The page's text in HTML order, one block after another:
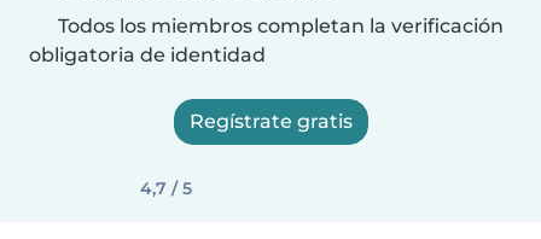
Todos los miembros completan la verificación
obligatoria de identidad
Regístrate gratis
4,7 / 5